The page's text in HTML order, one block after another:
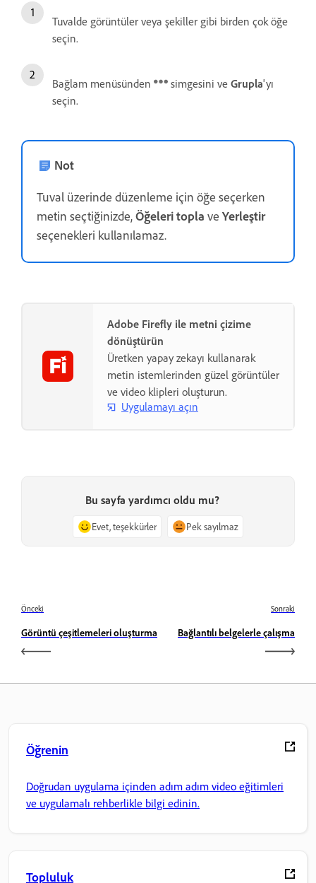
Tuvalde görüntüler veya şekiller gibi birden çok öğe
seçin.
Bağlam menüsünden simgesini ve Grupla'yı
seçin.
Not
Tuval üzerinde düzenleme için öğe seçerken
metin seçtiğinizde,Öğeleri topla ve Yerleştir
seçenekleri kullanılamaz.
Adobe Firefly ile metni çizime
dönüştürün
Üretken yapay zekayı kullanarak
metin istemlerinden güzel görüntüler
ve video klipleri oluşturun.
Uygulamayı açın
Bu sayfa yardımcı oldu mu?
Evet, teşekkürler Pek sayılmaz
Önceki
Görüntü çeşitlemeleri oluşturma
Sonraki
Bağlantılı belgelerle çalışma
Öğrenin
Doğrudan uygulama içinden adım adım video eğitimleri
ve uygulamalı rehberlikle bilgi edinin.
Topluluk